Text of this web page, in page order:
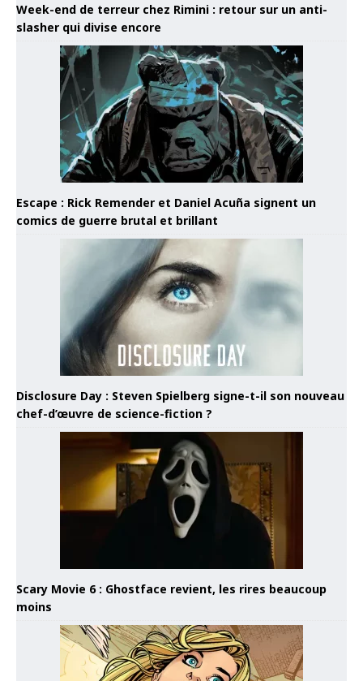
Week-end de terreur chez Rimini : retour sur un anti-
slasher qui divise encore
Escape : Rick Remender et Daniel Acuña signent un
comics de guerre brutal et brillant
Disclosure Day : Steven Spielberg signe-t-il son nouveau
chef-d’œuvre de science-fiction ?
Scary Movie 6 : Ghostface revient, les rires beaucoup
moins